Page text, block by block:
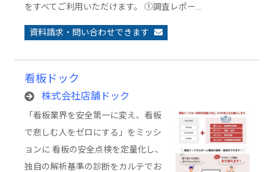
をすべてご利用いただけます。 ①調査レポー…
資料請求・問い合わせできます
看板ドック
株式会社店舗ドック
「看板業界を安全第一に変え、看板
で悲しむ人をゼロにする」をミッシ
ョンに 看板の安全点検を定量化し、
独自の解析基準の診断をカルテでお